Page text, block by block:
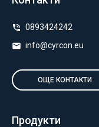
0893424242
info@cyrcon.eu
ОЩЕ КОНТАКТИ
Продукти